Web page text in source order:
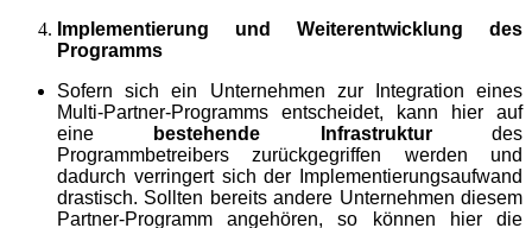
Implementierung und Weiterentwicklung des
Programms
Sofern sich ein Unternehmen zur Integration eines
Multi-Partner-Programms entscheidet, kann hier auf
eine
bestehende Infrastrukturdes
Programmbetreibers zurückgegriffen werden und
dadurch verringert sich der Implementierungsaufwand
drastisch. Sollten bereits andere Unternehmen diesem
Partner-Programm angehören, so können hier die